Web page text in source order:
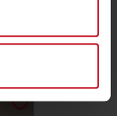
palca)
osobiste
preferencje w
chwili.